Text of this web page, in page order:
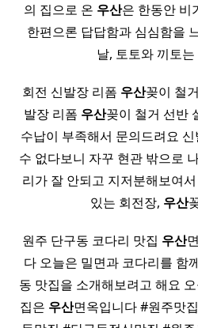
의 집으로 온 우산은 한동안 비
한편으론 답답함과 심심함을
날, 토토와 끼토
회전 신발장 리폼 우산꽂이 철
발장 리폼 우산꽂이 철거 선반
수납이 부족해서 문의드려요
수 없다보니 자꾸 현관 밖으로
리가 잘 안되고 지저분해보여
있는 회전장, 우산
원주 단구동 코다리 맛집 우산
다 오늘은 밀면과 코다리를 함
동 맛집을 소개해보려고 해요
집은 우산면옥입니다 #원주맛